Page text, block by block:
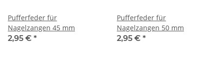
Pufferfeder für
Nagelzangen 45 mm
2,95 € *
Pufferfeder für
Nagelzangen 50 mm
2,95 € *